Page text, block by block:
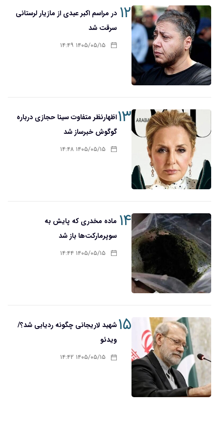
۱۲ در مراسم اکبر عبدی از مازیار لرستانی
سرقت شد
۱۴۰۵/۰۵/۱۵ ۱۴:۴۹
۱۳اظهارنظر متفاوت سینا حجازی درباره
گوگوش خبرساز شد
۱۴۰۵/۰۵/۱۵ ۱۴:۴۸
۱۴ ماده مخدری که پایش به
سوپرمارکت‌ها باز شد
۱۴۰۵/۰۵/۱۵ ۱۴:۴۴
۱۵شهید لاریجانی چگونه ردیابی شد؟/
ویدئو
۱۴۰۵/۰۵/۱۵ ۱۴:۴۲